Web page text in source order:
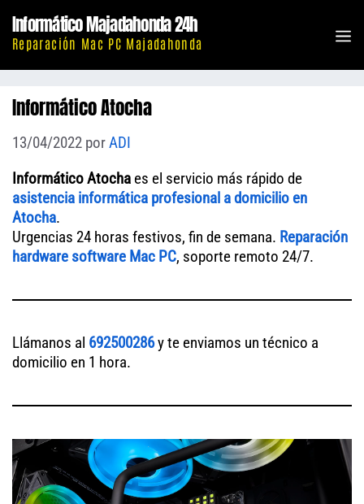
contenido
Informático Majadahonda 24h
Reparación Mac PC Majadahonda
Informático Atocha
13/04/2022 porADI
Informático Atocha es el servicio más rápido de
asistencia informática profesional a domicilio en
Atocha.
Urgencias 24 horas festivos, fin de semana. Reparación
hardware software Mac PC, soporte remoto 24/7.
Llámanos al 692500286y te enviamos un técnico a
domicilio en 1 hora.